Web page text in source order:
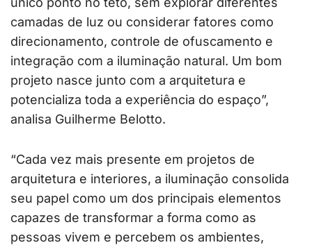
camadas de luz ou considerar fatores como
direcionamento, controle de ofuscamento e
integração com a iluminação natural. Um bom
projeto nasce junto com a arquitetura e
potencializa toda a experiência do espaço”,
analisa Guilherme Belotto.
“Cada vez mais presente em projetos de
arquitetura e interiores, a iluminação consolida
seu papel como um dos principais elementos
capazes de transformar a forma como as
pessoas vivem e percebem os ambientes,